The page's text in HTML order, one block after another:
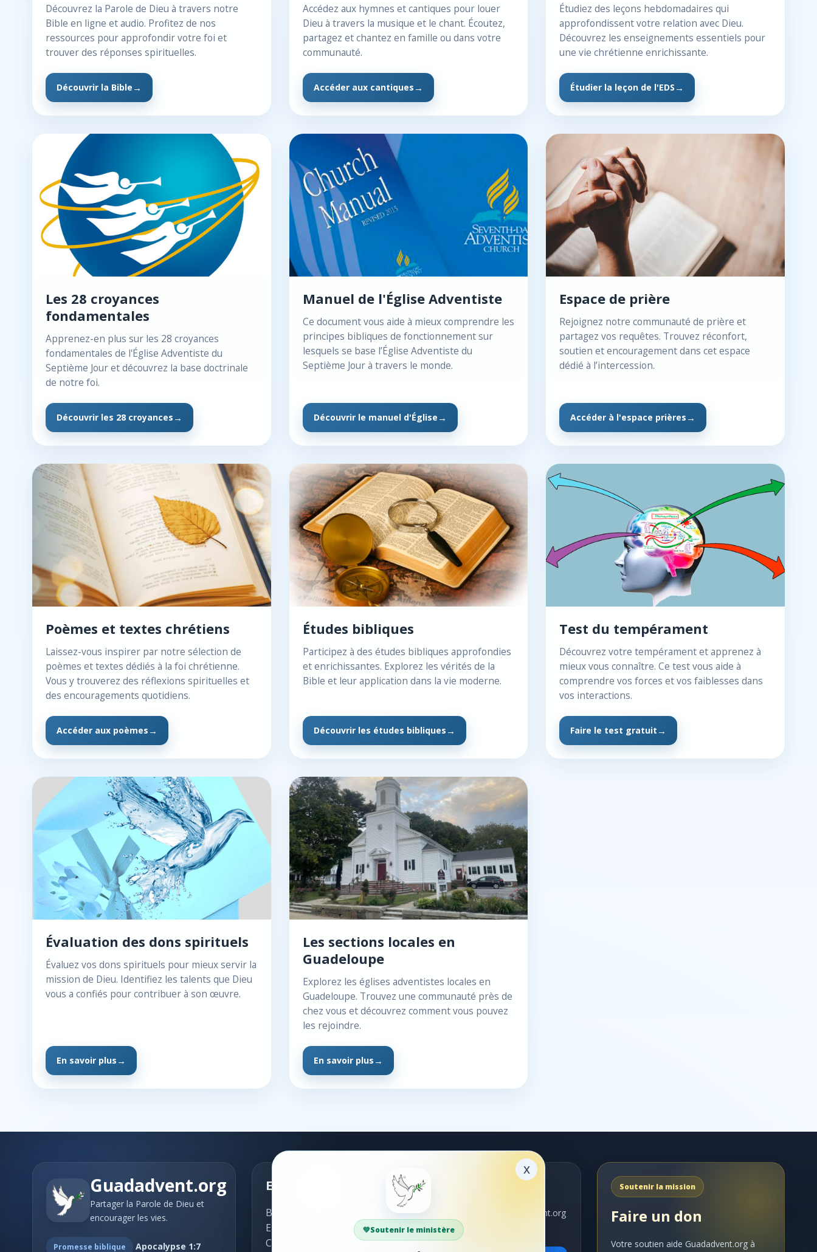
Découvrez la Parole de Dieu à travers notre
Bible en ligne et audio. Profitez de nos
ressources pour approfondir votre foi et
trouver des réponses spirituelles.
Découvrir la Bible
Accédez aux hymnes et cantiques pour louer
Dieu à travers la musique et le chant. Écoutez,
partagez et chantez en famille ou dans votre
communauté.
Accéder aux cantiques
Étudiez des leçons hebdomadaires qui
approfondissent votre relation avec Dieu.
Découvrez les enseignements essentiels pour
une vie chrétienne enrichissante.
Étudier la leçon de l'EDS
Les 28 croyances
fondamentales
Apprenez-en plus sur les 28 croyances
fondamentales de l'Église Adventiste du
Septième Jour et découvrez la base doctrinale
de notre foi.
Découvrir les 28 croyances
Manuel de l'Église Adventiste
Ce document vous aide à mieux comprendre les
principes bibliques de fonctionnement sur
lesquels se base l’Église Adventiste du
Septième Jour à travers le monde.
Découvrir le manuel d'Église
Espace de prière
Rejoignez notre communauté de prière et
partagez vos requêtes. Trouvez réconfort,
soutien et encouragement dans cet espace
dédié à l’intercession.
Accéder à l'espace prières
Poèmes et textes chrétiens
Laissez-vous inspirer par notre sélection de
poèmes et textes dédiés à la foi chrétienne.
Vous y trouverez des réflexions spirituelles et
des encouragements quotidiens.
Accéder aux poèmes
Études bibliques
Participez à des études bibliques approfondies
et enrichissantes. Explorez les vérités de la
Bible et leur application dans la vie moderne.
Découvrir les études bibliques
Test du tempérament
Découvrez votre tempérament et apprenez à
mieux vous connaître. Ce test vous aide à
comprendre vos forces et vos faiblesses dans
vos interactions.
Faire le test gratuit
Évaluation des dons spirituels
Évaluez vos dons spirituels pour mieux servir la
mission de Dieu. Identifiez les talents que Dieu
vous a confiés pour contribuer à son œuvre.
En savoir plus
Les sections locales en
Guadeloupe
Explorez les églises adventistes locales en
Guadeloupe. Trouvez une communauté près de
chez vous et découvrez comment vous pouvez
les rejoindre.
En savoir plus
Guadadvent.org
Partager la Parole de Dieu et
encourager les vies.
Promesse biblique Apocalypse 1:7
Explorer
Bible
EDS
Cantiques
Faites découvrir Guadadvent.org
à vos proches.
Soutenir la mission
Faire un don
Votre soutien aide Guadadvent.org à
x
Soutenir le ministère